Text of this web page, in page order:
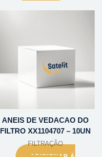
ANEIS DE VEDACAO DO
FILTRO XX1104707 – 10UN
FILTRAÇÃO